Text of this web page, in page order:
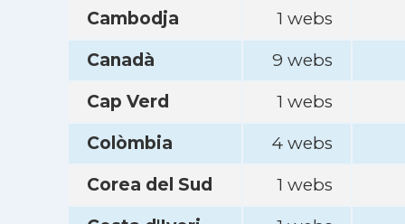
Cambodja
1 webs
Canadà
9 webs
Cap Verd
1 webs
Colòmbia
4 webs
Corea del Sud
1 webs